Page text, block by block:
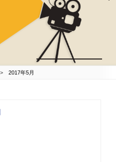
2017年5月